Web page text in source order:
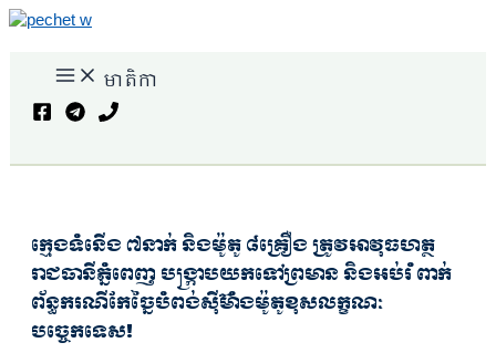
Skip
content
មាតិកា
ក្មេងទំនើង ៧នាក់ និងម៉ូតូ ៨គ្រឿង ត្រូវអាវុធហត្ថ
រាជធានីភ្នំពេញ បង្ក្រាបយកទៅព្រមាន និងអប់រំ ពាក់
ព័ន្ធករណីកែច្នៃបំពង់ស៊ីម៊ាំងម៉ូតូខុសលក្ខណៈ
បច្ចេកទេស!